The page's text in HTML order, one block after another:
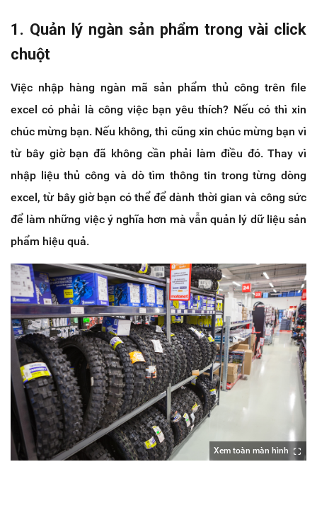
1. Quản lý ngàn sản phẩm trong vài click
chuột
Việc nhập hàng ngàn mã sản phẩm thủ công trên file
excel có phải là công việc bạn yêu thích? Nếu có thì xin
chúc mừng bạn. Nếu không, thì cũng xin chúc mừng bạn vì
từ bây giờ bạn đã không cần phải làm điều đó. Thay vì
nhập liệu thủ công và dò tìm thông tin trong từng dòng
excel, từ bây giờ bạn có thể để dành thời gian và công sức
để làm những việc ý nghĩa hơn mà vẫn quản lý dữ liệu sản
phẩm hiệu quả.
Xem toàn màn hình